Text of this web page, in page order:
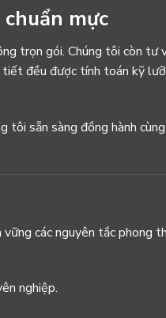
mực
trọn gói. Chúng tôi còn tư
đều được tính toán kỹ
tôi sẵn sàng đồng hành
các nguyên tắc phong
nghiệp.